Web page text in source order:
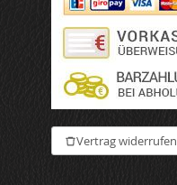
Vertrag widerrufen